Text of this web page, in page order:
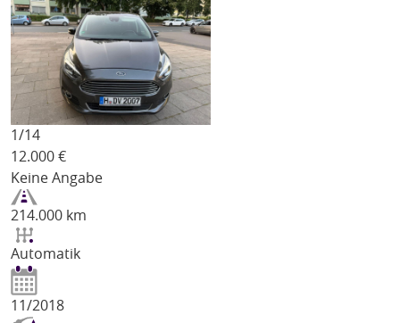
1/14
12.000 €
Keine Angabe
214.000 km
Automatik
11/2018